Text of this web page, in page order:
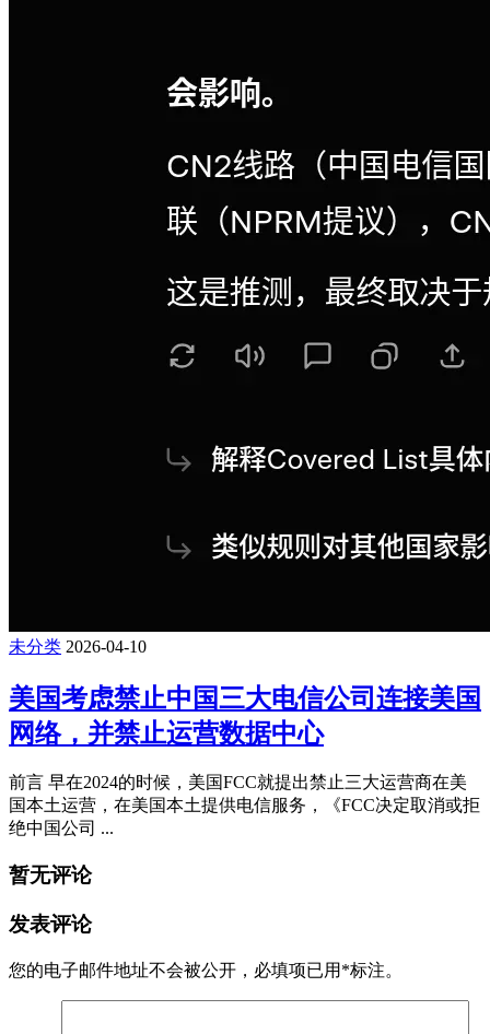
未分类 2026-04-10
美国考虑禁止中国三大电信公司连接美国
网络，并禁止运营数据中心
前言 早在2024的时候，美国FCC就提出禁止三大运营商在美
国本土运营，在美国本土提供电信服务，《FCC决定取消或拒
绝中国公司 ...
暂无评论
发表评论
您的电子邮件地址不会被公开， 必填项已用 *标注。